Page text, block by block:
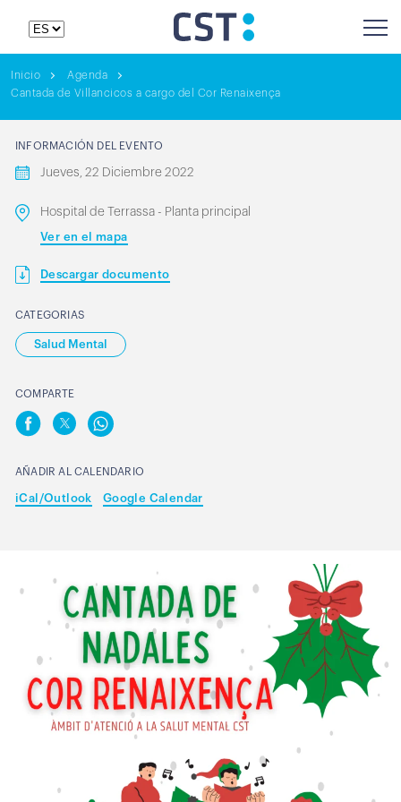
Inicio
Agenda
Cantada de Villancicos a cargo del Cor Renaixença
INFORMACIÓN DEL EVENTO
Jueves, 22 Diciembre 2022
Hospital de Terrassa - Planta principal
Ver en el mapa
Descargar documento
CATEGORIAS
Salud Mental
COMPARTE
AÑADIR AL CALENDARIO
iCal/Outlook Google Calendar